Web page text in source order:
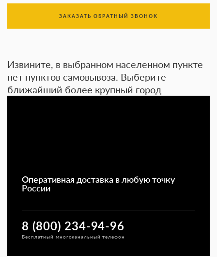
ЗАКАЗАТЬ ОБРАТНЫЙ ЗВОНОК
Извините, в выбранном населенном пункте
нет пунктов самовывоза. Выберите
ближайший более крупный город
Оперативная доставка в любую точку
России
8 (800) 234-94-96
Бесплатный многоканальный телефон